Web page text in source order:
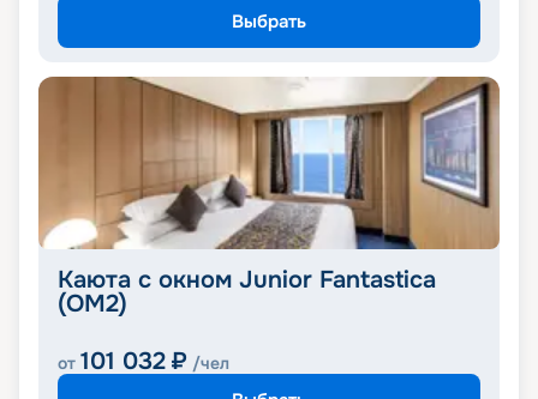
Выбрать
Каюта с окном Junior Fantastica
(OM2)
от 101 032 ₽ /чел